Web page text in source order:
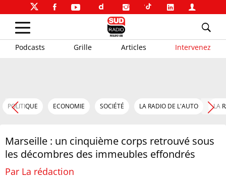
Podcasts Grille Articles Intervenez
POLITIQUE ECONOMIE SOCIÉTÉ LA RADIO DE L'AUTO LA
Marseille : un cinquième corps retrouvé sous
les décombres des immeubles effondrés
Par La rédaction